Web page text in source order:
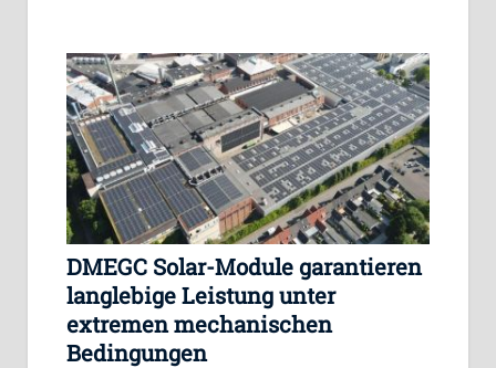
DMEGC Solar-Module garantieren
langlebige Leistung unter
extremen mechanischen
Bedingungen